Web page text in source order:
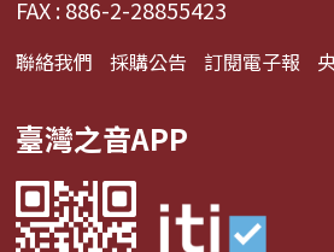
FAX : 886-2-28855423
聯絡我們 採購公告 訂閱電子報
臺灣之音APP